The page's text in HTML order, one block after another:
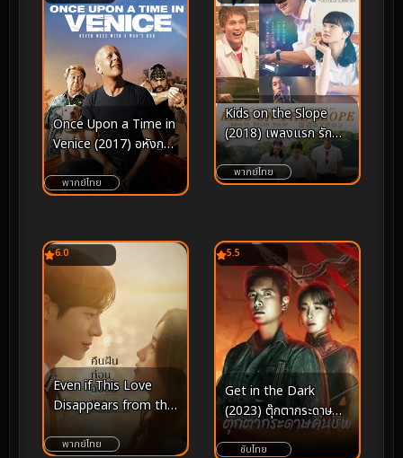
Once Upon a Time in
Venice (2017) อหังการ
ตามล่ากลางกรุงเวนิส
พากย์ไทย
Kids on the Slope
(2018) เพลงแรก รัก
แรก จูบแรก
พากย์ไทย
6.0
Even if This Love
Disappears from the
World Tonight คืนฝัน
ก่อนฉันลืมเธอ (2025)
พากย์ไทย
5.5
Get in the Dark
(2023) ตุ๊กตากระดาษ
คืนชีพ
ซับไทย